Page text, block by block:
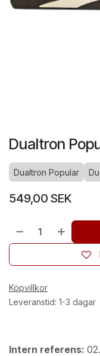
Dualtron
Dualtron Popular
549,00 SEK
Köpvillkor
Leveranstid: 1-3 dagar
Intern referens: